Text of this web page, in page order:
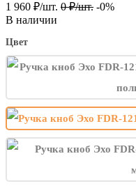
1 960 ₽/шт. 0 ₽/шт. -0%
В наличии
Цвет